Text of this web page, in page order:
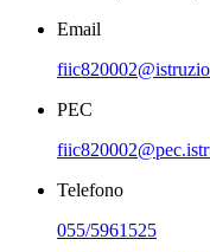
Email
PEC
Telefono
055/5961525